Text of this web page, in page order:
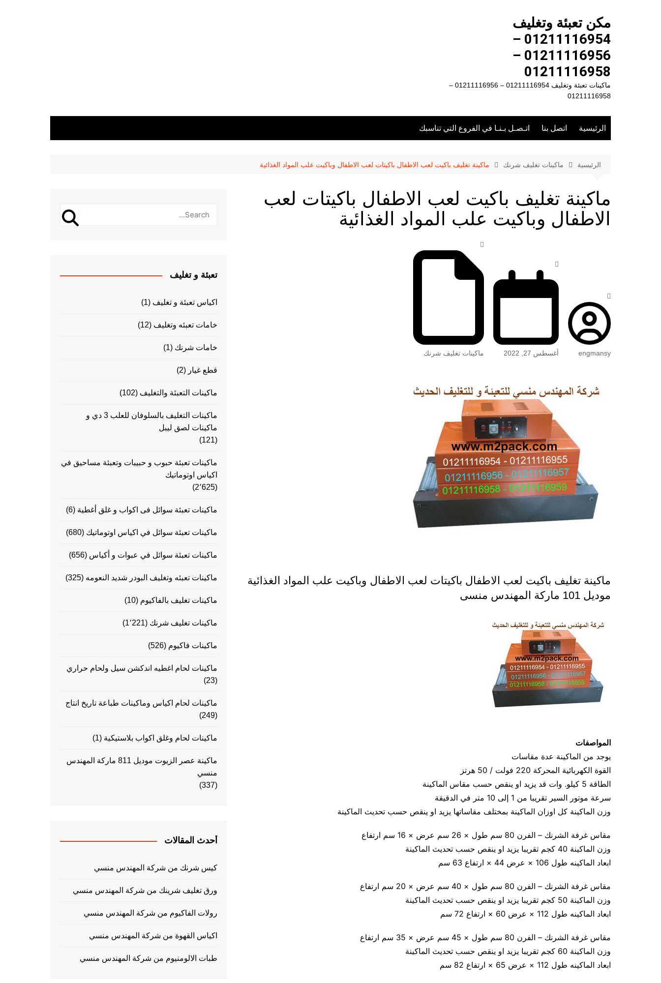
مكن تعبئة وتغليف
01211116954 –
01211116956 –
01211116958
ماكينات تعبئة وتغليف 01211116954 – 01211116956 –
01211116958
الرئيسية اتصل بنا اتـصـل بـنـا في الفروع التي تناسبك
الرئيسية ماكينات تغليف شرنك ماكينة تغليف باكيت لعب الاطفال باكيتات لعب الاطفال وباكيت علب المواد الغذائية
ماكينة تغليف باكيت لعب الاطفال باكيتات لعب
الاطفال وباكيت علب المواد الغذائية
engmansy أغسطس 27, 2022 ماكينات تغليف شرنك
ماكينة تغليف باكيت لعب الاطفال باكيتات لعب الاطفال وباكيت علب المواد الغذائية
موديل 101 ماركة المهندس منسى
المواصفات
يوجد من الماكينة عدة مقاسات
القوة الكهربائية المحركة 220 فولت / 50 هرتز
الطاقة 5 كيلو. وات قد يزيد او ينقص حسب مقاس الماكينة
سرعة موتور السير تقريبا من 1 إلى 10 متر في الدقيقة
وزن الماكينة كل اوزان الماكينة بمختلف مقاساتها يزيد او ينقص حسب تحديث الماكينة
مقاس غرفة الشرنك – الفرن 80 سم طول × 26 سم عرض × 16 سم ارتفاع
وزن الماكينة 40 كجم تقريبا يزيد او ينقص حسب تحديث الماكينة
ابعاد الماكينه طول 106 × عرض 44 × ارتفاع 63 سم
مقاس غرفة الشرنك – الفرن 80 سم طول × 40 سم عرض × 20 سم ارتفاع
وزن الماكينة 50 كجم تقريبا يزيد او ينقص حسب تحديث الماكينة
ابعاد الماكينه طول 112 × عرض 60 × ارتفاع 72 سم
مقاس غرفة الشرنك – الفرن 80 سم طول × 45 سم عرض × 35 سم ارتفاع
وزن الماكينة 60 كجم تقريبا يزيد او ينقص حسب تحديث الماكينة
ابعاد الماكينه طول 112 × عرض 65 × ارتفاع 82 سم
تعبئة و تغليف
اكياس تعبئة و تغليف (1)
خامات تعبئه وتغليف (12)
خامات شرنك (1)
قطع غيار (2)
ماكينات التعبئة والتغليف (102)
ماكينات التغليف بالسلوفان للعلب 3 دي و
ماكينات لصق ليبل
(121)
ماكينات تعبئة حبوب و حبيبات وتعبئة مساحيق في
اكياس اوتوماتيك
(2٬625)
ماكينات تعبئة سوائل فى اكواب و غلق أغطية (6)
ماكينات تعبئة سوائل في اكياس اوتوماتيك (680)
ماكينات تعبئة سوائل في عبوات و أكياس (656)
ماكينات تعبئه وتغليف البودر شديد النعومه (325)
ماكينات تغليف بالفاكيوم (10)
ماكينات تغليف شرنك (1٬221)
ماكينات فاكيوم (526)
ماكينات لحام اغطيه اندكشن سيل ولحام حراري
(23)
ماكينات لحام اكياس وماكينات طباعة تاريخ انتاج
(249)
ماكينات لحام وغلق اكواب بلاستيكية (1)
ماكينة عصر الزيوت موديل 811 ماركة المهندس
منسي
(337)
أحدث المقالات
كيس شرنك من شركة المهندس منسي
ورق تغليف شرينك من شركة المهندس منسي
رولات الفاكيوم من شركة المهندس منسي
اكياس القهوة من شركة المهندس منسي
طبات الالومنيوم من شركة المهندس منسي